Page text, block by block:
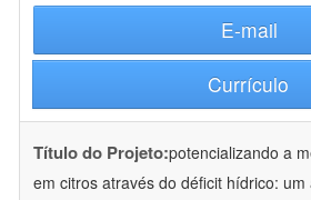
E-mail
Currículo
Título do Projeto:potencializando a
em citros através do déficit hídrico: um